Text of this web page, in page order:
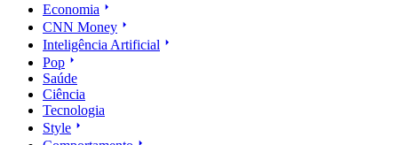
Economia
CNN Money
Inteligência Artificial
Pop
Saúde
Ciência
Tecnologia
Style